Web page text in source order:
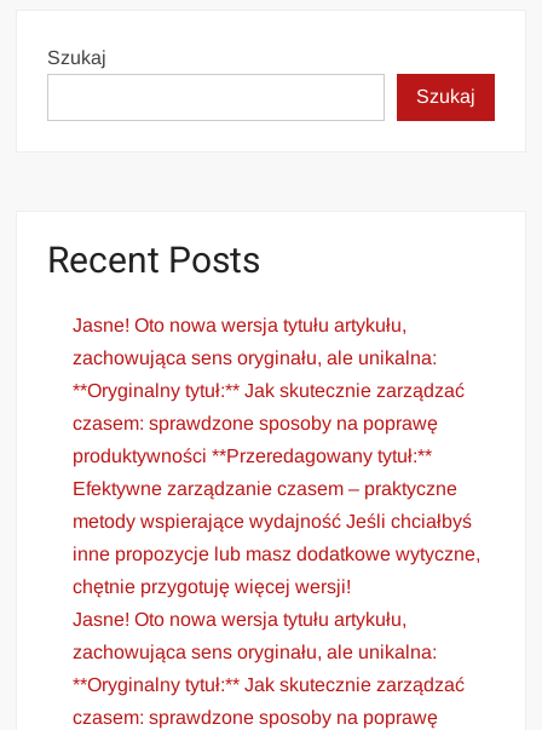
Szukaj
Szukaj
Recent Posts
Jasne! Oto nowa wersja tytułu artykułu,
zachowująca sens oryginału, ale unikalna:
**Oryginalny tytuł:** Jak skutecznie zarządzać
czasem: sprawdzone sposoby na poprawę
produktywności **Przeredagowany tytuł:**
Efektywne zarządzanie czasem – praktyczne
metody wspierające wydajność Jeśli chciałbyś
inne propozycje lub masz dodatkowe wytyczne,
chętnie przygotuję więcej wersji!
Jasne! Oto nowa wersja tytułu artykułu,
zachowująca sens oryginału, ale unikalna:
**Oryginalny tytuł:** Jak skutecznie zarządzać
czasem: sprawdzone sposoby na poprawę